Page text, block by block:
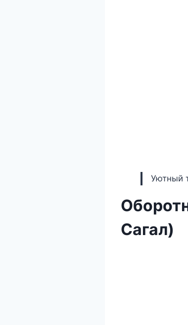
Уютный
Сагал)